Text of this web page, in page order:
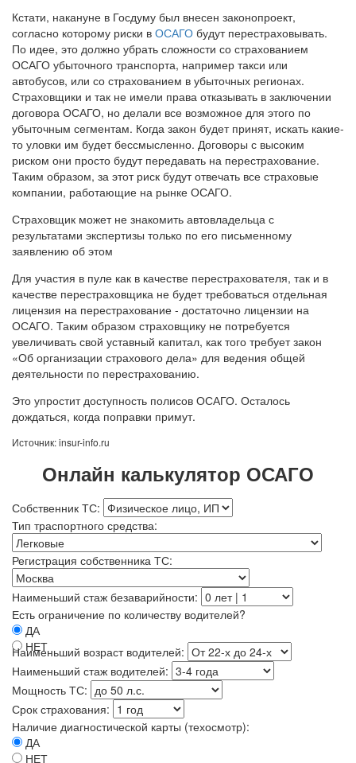
Кстати, накануне в Госдуму был внесен законопроект,
согласно которому риски в ОСАГО будут перестраховывать.
По идее, это должно убрать сложности со страхованием
ОСАГО убыточного транспорта, например такси или
автобусов, или со страхованием в убыточных регионах.
Страховщики и так не имели права отказывать в заключении
договора ОСАГО, но делали все возможное для этого по
убыточным сегментам. Когда закон будет принят, искать какие-
то уловки им будет бессмысленно. Договоры с высоким
риском они просто будут передавать на перестрахование.
Таким образом, за этот риск будут отвечать все страховые
компании, работающие на рынке ОСАГО.
Страховщик может не знакомить автовладельца с
результатами экспертизы только по его письменному
заявлению об этом
Для участия в пуле как в качестве перестрахователя, так и в
качестве перестраховщика не будет требоваться отдельная
лицензия на перестрахование - достаточно лицензии на
ОСАГО. Таким образом страховщику не потребуется
увеличивать свой уставный капитал, как того требует закон
«Об организации страхового дела» для ведения общей
деятельности по перестрахованию.
Это упростит доступность полисов ОСАГО. Осталось
дождаться, когда поправки примут.
Источник: insur-info.ru
Онлайн калькулятор ОСАГО
Собственник ТС:
Тип траспортного средства:
Регистрация собственника ТС:
Наименьший стаж безаварийности:
Есть ограничение по количеству водителей?
ДА
НЕТ
Наименьший возраст водителей:
Наименьший стаж водителей:
Мощность ТС:
Срок страхования:
Наличие диагностической карты (техосмотр):
ДА
НЕТ